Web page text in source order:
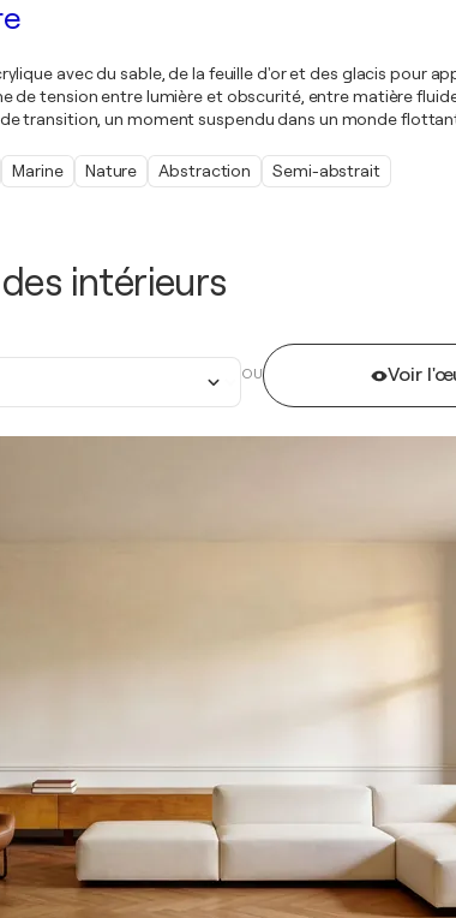
intérieurs
OU Voir
avec du sable, de la feuille d'or et des glacis pour
de tension entre lumière et obscurité, entre matière
transition, un moment suspendu dans un monde
Marine Nature Abstraction Semi-abstrait